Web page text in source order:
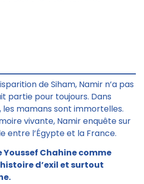
de Siham, Namir n’a pas
partie pour toujours. Dans
les mamans sont immortelles.
vivante, Namir enquête sur
entre l’Égypte et la France.
Youssef Chahine comme
d’exil et surtout